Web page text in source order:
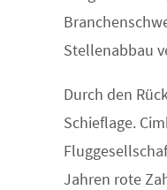
Stellenabbau
Durch den
Schieflage.
Jahren rote